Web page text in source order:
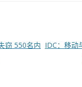
窃 550名内 IDC：移动